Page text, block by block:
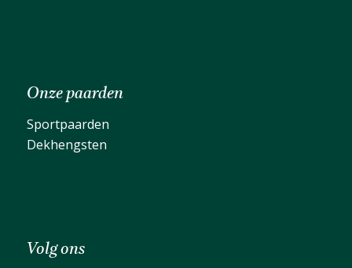
Onze paarden
Sportpaarden
Dekhengsten
Volg ons